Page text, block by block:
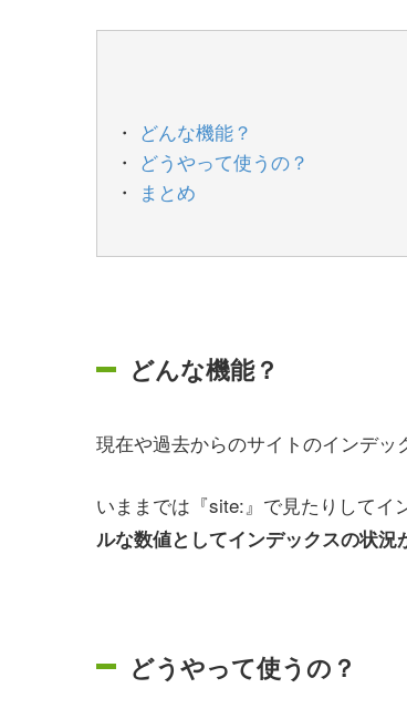
どんな機能？
どうやって使うの？
まとめ
どんな機能？
現在や過去からのサイトのインデッ
いままでは『site:』で見たりしてイ
ルな数値としてインデックスの状況
どうやって使うの？